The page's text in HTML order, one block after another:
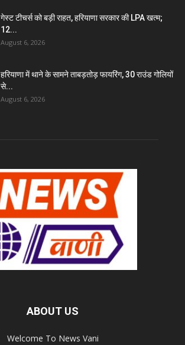
गेस्ट टीचर्स को बड़ी राहत, हरियाणा सरकार की LPA खत्म;
12...
August 6, 2026
हरियाणा में थाने के सामने ताबड़तोड़ फायरिंग, 30 राउंड गोलियों
से...
August 6, 2026
ABOUT US
Welcome To News Vani